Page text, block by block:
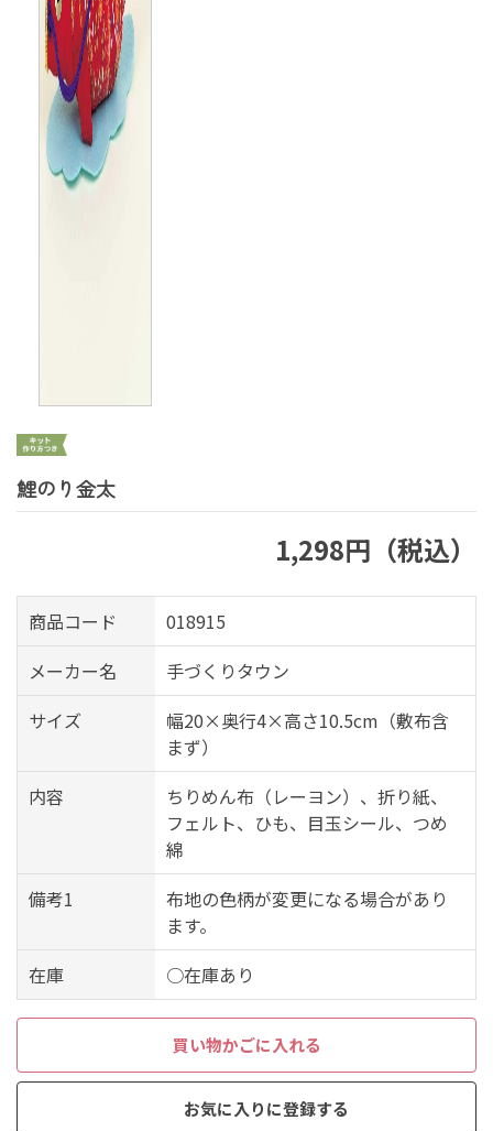
鯉のり金太
1,298円（税込）
商品コード
018915
メーカー名
手づくりタウン
サイズ
幅20×奥行4×高さ10.5cm（敷布含
まず）
内容
ちりめん布（レーヨン）、折り紙、
フェルト、ひも、目玉シール、つめ
綿
備考1
布地の色柄が変更になる場合があり
ます。
在庫
○在庫あり
買い物かごに入れる
お気に入りに登録する